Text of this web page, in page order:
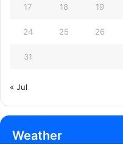
17 18 19
24 25 26
31
« Jul
Weather